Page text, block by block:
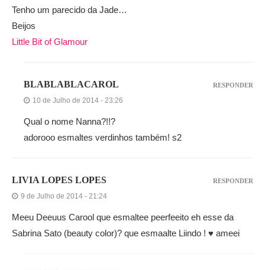
Tenho um parecido da Jade…
Beijos
Little Bit of Glamour
BLABLABLACAROL
10 de Julho de 2014 - 23:26
Qual o nome Nanna?!!?
adorooo esmaltes verdinhos também! s2
RESPONDER
LIVIA LOPES LOPES
9 de Julho de 2014 - 21:24
Meeu Deeuus Carool que esmaltee peerfeeito eh esse da
Sabrina Sato (beauty color)? que esmaalte Liindo ! ♥ ameei
RESPONDER